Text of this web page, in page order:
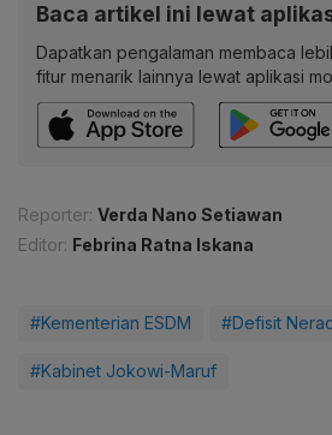
Baca artikel ini lewat
Dapatkan pengalaman membaca
fitur menarik lainnya lewat aplikasi
Reporter: Verda Nano Setiawan
Editor: Febrina Ratna Iskana
#Kementerian ESDM #Defisit
#Kabinet Jokowi-Maruf